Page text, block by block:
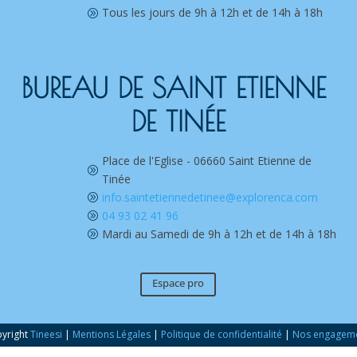
A Tous les jours de 9h à 12h et de 14h à 18h
BUREAU DE SAINT ETIENNE
DE TINÉE
A
Place de l'Eglise - 06660 Saint Etienne de
Tinée
A info.saintetiennedetinee@explorenca.com
A 04 93 02 41 96
A Mardi au Samedi de 9h à 12h et de 14h à 18h
Espace pro
Tineesi | Mentions Légales| Politique de confidentialité | Nos